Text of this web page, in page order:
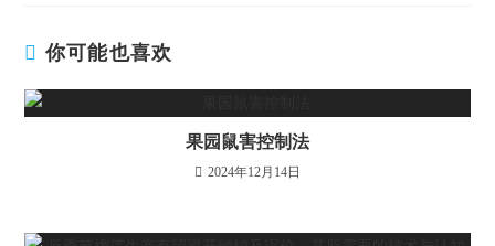
你可能也喜欢
果园鼠害控制法
2024年12月14日